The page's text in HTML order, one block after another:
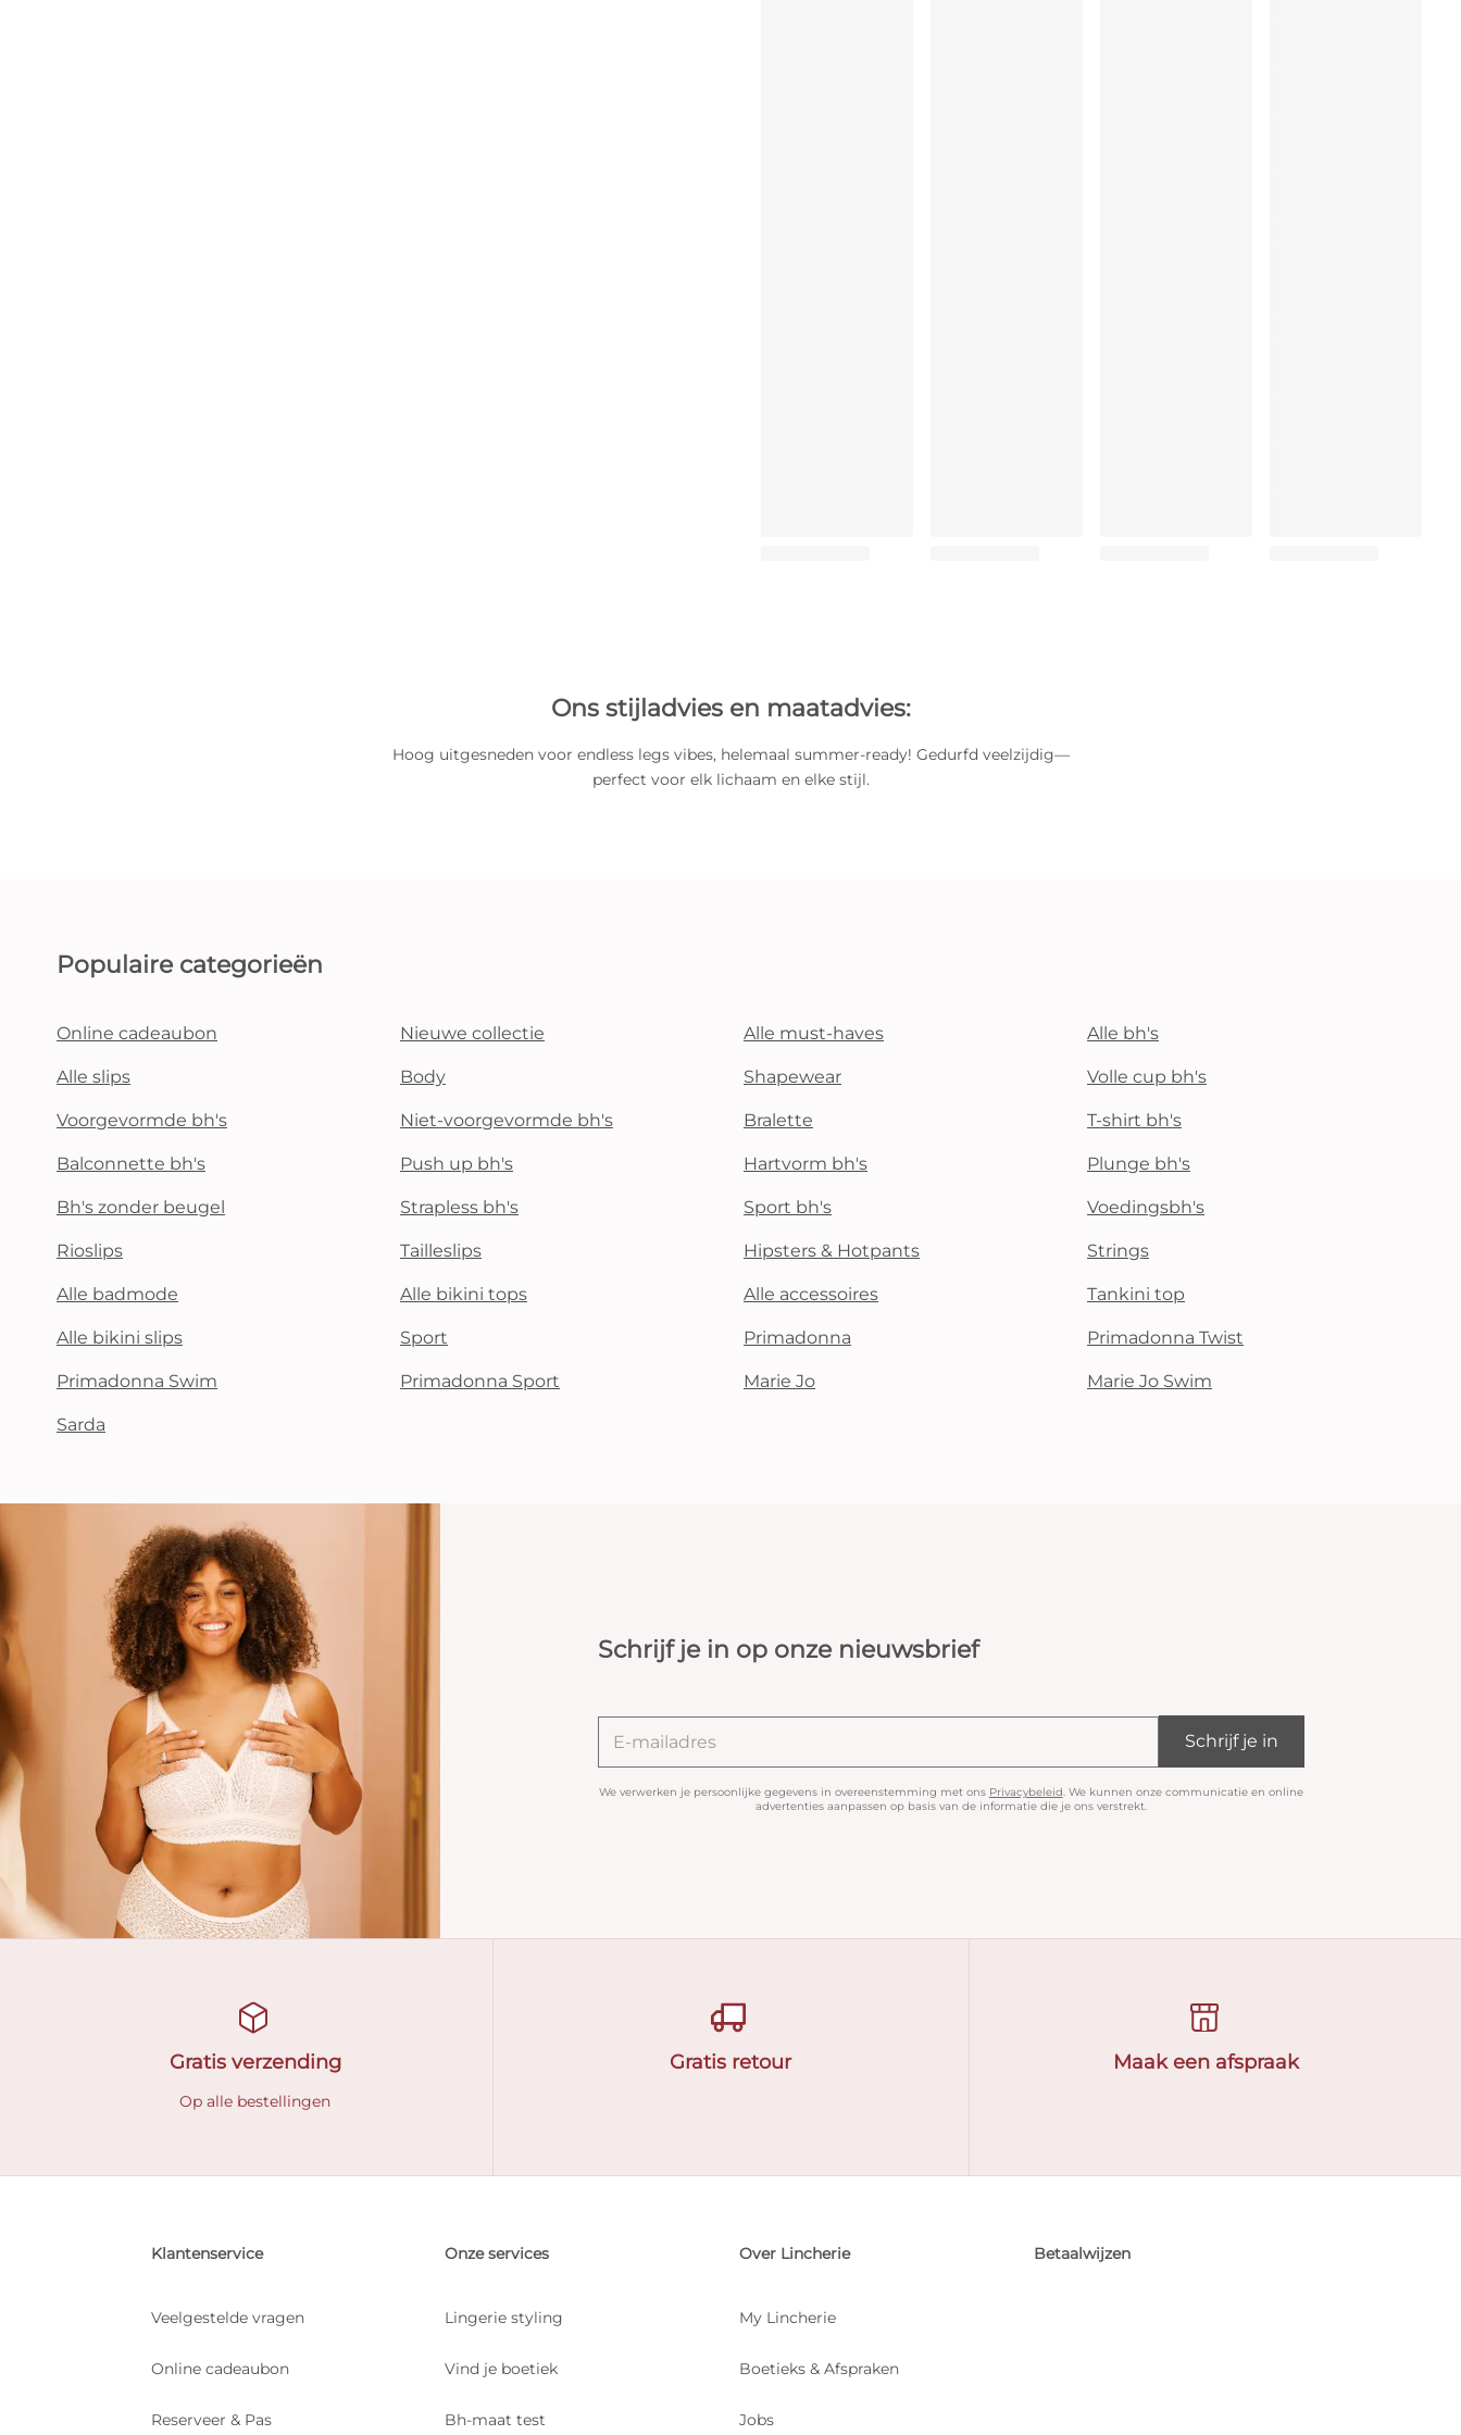
Ons stijladvies en maatadvies:
Hoog uitgesneden voor endless legs vibes, helemaal summer-ready! Gedurfd veelzijdig—
perfect voor elk lichaam en elke stijl.
Populaire categorieën
Online cadeaubon Nieuwe collectie Alle must-haves Alle bh's
Alle slips Body Shapewear Volle cup bh's
Voorgevormde bh's Niet-voorgevormde bh's Bralette T-shirt bh's
Balconnette bh's Push up bh's Hartvorm bh's Plunge bh's
Bh's zonder beugel Strapless bh's Sport bh's Voedingsbh's
Rioslips Tailleslips Hipsters & Hotpants Strings
Alle badmode Alle bikini tops Alle accessoires Tankini top
Alle bikini slips Sport Primadonna Primadonna Twist
Primadonna Swim Primadonna Sport Marie Jo Marie Jo Swim
Sarda
Schrijf je in op onze nieuwsbrief
We verwerken je persoonlijke gegevens in overeenstemming met ons Privacybeleid. We kunnen onze communicatie en online
advertenties aanpassen op basis van de informatie die je ons verstrekt.
Schrijf je in
Gratis verzending
Op alle bestellingen
Gratis retour Maak een afspraak
Klantenservice
Veelgestelde vragen
Online cadeaubon
Reserveer & Pas
Onze services
Lingerie styling
Vind je boetiek
Bh-maat test
Over Lincherie
My Lincherie
Boetieks & Afspraken
Jobs
Betaalwijzen